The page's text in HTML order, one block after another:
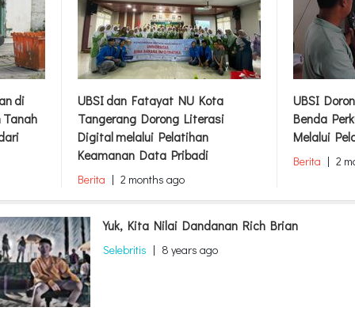
di
Tanah
UBSI dan Fatayat NU Kota
Tangerang Dorong Literasi
Digital melalui Pelatihan
Keamanan Data Pribadi
Berita | 2 months ago
UBSI
Benda
Melalui
Berita | 2
Yuk, Kita Nilai Dandanan Rich Brian
Selebritis | 8 years ago